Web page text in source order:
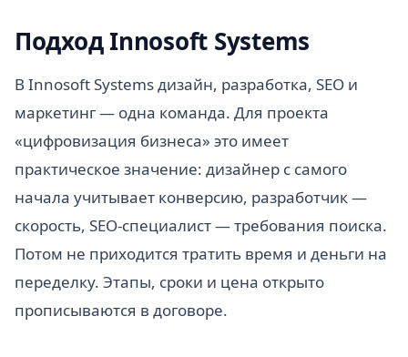
Подход Innosoft Systems
В Innosoft Systems дизайн, разработка, SEO и
маркетинг — одна команда. Для проекта
«цифровизация бизнеса» это имеет
практическое значение: дизайнер с самого
начала учитывает конверсию, разработчик —
скорость, SEO-специалист — требования поиска.
Потом не приходится тратить время и деньги на
переделку. Этапы, сроки и цена открыто
прописываются в договоре.